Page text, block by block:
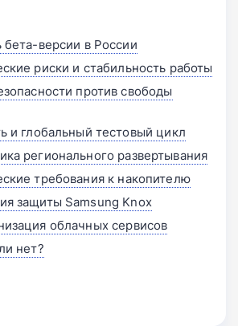
бета-версии в России
риски и стабильность работы
против свободы
и глобальный тестовый цикл
регионального развертывания
требования к накопителю
защиты Samsung Knox
облачных сервисов
нет?